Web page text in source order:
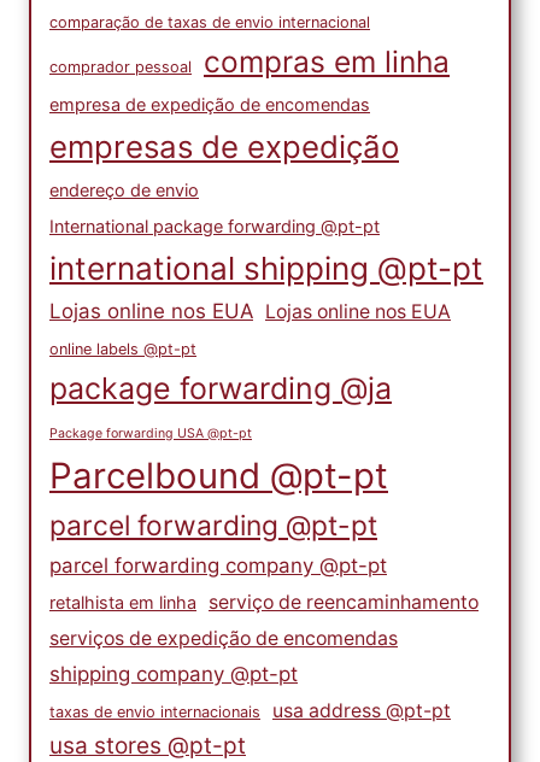
comparação de taxas de envio internacional
comprador pessoal compras em linha
empresa de expedição de encomendas
empresas de expedição
endereço de envio
International package forwarding @pt-pt
international shipping @pt-pt
Lojas online nos EUA Lojas online nos EUA
online labels @pt-pt
package forwarding @ja
Package forwarding USA @pt-pt
Parcelbound @pt-pt
parcel forwarding @pt-pt
parcel forwarding company @pt-pt
retalhista em linha
serviço de reencaminhamento
serviços de expedição de encomendas
shipping company @pt-pt
taxas de envio internacionais usa address @pt-pt
usa stores @pt-pt